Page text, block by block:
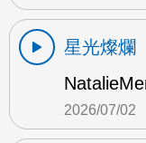
星光燦爛
2026/07/02